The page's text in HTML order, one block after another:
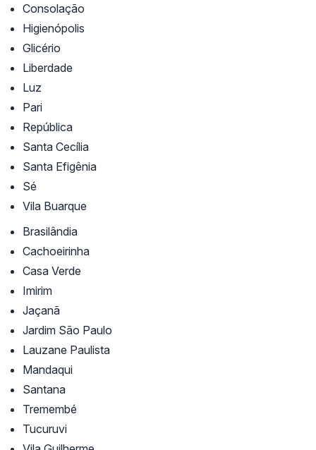
Consolação
Higienópolis
Glicério
Liberdade
Luz
Pari
República
Santa Cecília
Santa Efigênia
Sé
Vila Buarque
Brasilândia
Cachoeirinha
Casa Verde
Imirim
Jaçanã
Jardim São Paulo
Lauzane Paulista
Mandaqui
Santana
Tremembé
Tucuruvi